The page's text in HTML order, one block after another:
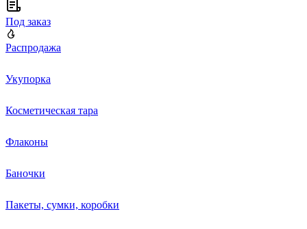
Под заказ
Распродажа
Укупорка
Косметическая тара
Флаконы
Баночки
Пакеты, сумки, коробки